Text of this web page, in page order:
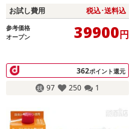
付)/PL5243
お試し費用 税込･送料込
参考価格
オープン
39900円
362ポイント還元
97 250 1